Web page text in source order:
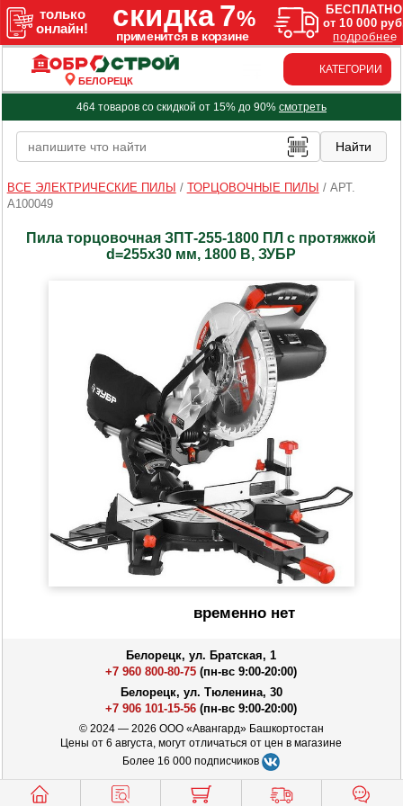
БЕЛОРЕЦК
КАТЕГОРИИ
464 товаров со скидкой от 15% до 90% смотреть
ВСЕ ЭЛЕКТРИЧЕСКИЕ ПИЛЫ / ТОРЦОВОЧНЫЕ ПИЛЫ / АРТ.
A100049
Пила торцовочная ЗПТ-255-1800 ПЛ с протяжкой
d=255х30 мм, 1800 В, ЗУБР
временно нет
Белорецк, ул. Братская, 1
+7 960 800-80-75 (пн-вс 9:00-20:00)
Белорецк, ул. Тюленина, 30
+7 906 101-15-56 (пн-вс 9:00-20:00)
© 2024 — 2026 ООО «Авангард» Башкортостан
Цены от 6 августа, могут отличаться от цен в магазине
Более 16 000 подписчиков